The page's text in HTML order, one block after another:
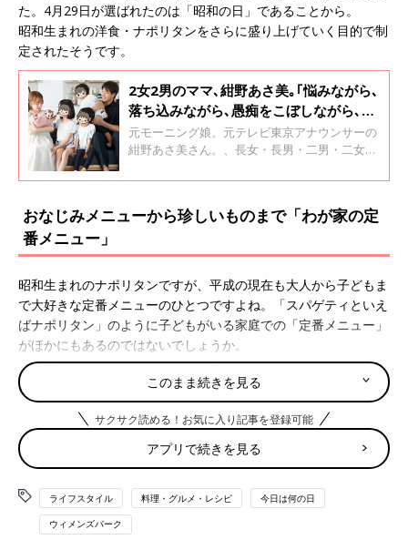
た。4月29日が選ばれたのは「昭和の日」であることから。
昭和生まれの洋食・ナポリタンをさらに盛り上げていく目的で制
定されたそうです。
2女2男のママ､紺野あさ美｡｢悩みながら､
落ち込みながら､愚痴をこぼしながら､そ
して母になる｣【最終回】
元モーニング娘。元テレビ東京アナウンサーの
紺野あさ美さん。、長女・長男・二男・二女、
ファイターズ投手の夫、杉浦稔大選手と家族6
マ紺野あさ美の息抜き育児」の最終回です。
おなじみメニューから珍しいものまで「わが家の定
番メニュー」
昭和生まれのナポリタンですが、平成の現在も大人から子どもま
で大好きな定番メニューのひとつですよね。「スパゲティといえ
ばナポリタン」のように子どもがいる家庭での「定番メニュー」
がほかにもあるのではないでしょうか。
献立選びの参考になりそうな「定番メニュー」について、先輩マ
マに聞きました。
●豚丼
「豚の薄切り肉に塩コショウして、焼き肉のたれで炒めて、胡麻
トッピング。どんぶりにごはん入れて、水切りしたレタスのせ
て、焼き上げた豚肉のせて出来上がり！タレがなければ、同量の
しょうゆとみりんで作れるので、時間ないときの定番メニューで
このまま続きを見る
サクサク読める！お気に入り記事を登録可能
アプリで続きを見る
ライフスタイル 料理・グルメ・レシピ 今日は何の日
ウィメンズパーク